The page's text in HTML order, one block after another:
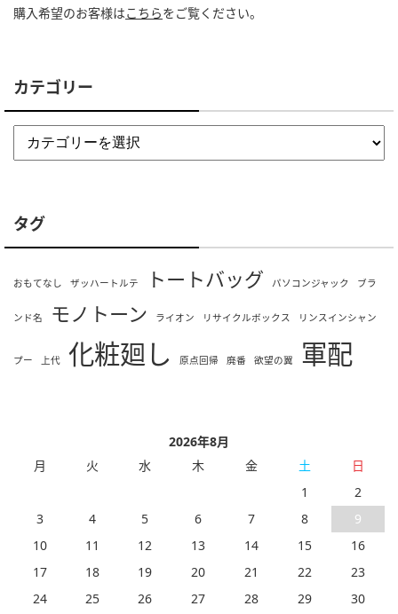
購入希望のお客様はこちらをご覧ください。
カテゴリー
タグ
おもてなし ザッハートルテ トートバッグ パソコンジャック ブラ
ンド名 モノトーン ライオン リサイクルボックス リンスインシャン
プー 上代 化粧廻し 原点回帰 廃番 欲望の翼 軍配
2026年8月
月
火 水 木 金 土
日
1
2
3
4 5 6 7 8
9
10
11 12 13 14 15
16
17
18 19 20 21 22
23
24
25 26 27 28 29
30